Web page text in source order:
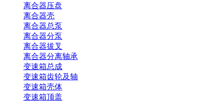
离合器压盘
离合器壳
离合器总泵
离合器分泵
离合器拔叉
离合器分离轴承
变速箱总成
变速箱齿轮及轴
变速箱壳体
变速箱顶盖